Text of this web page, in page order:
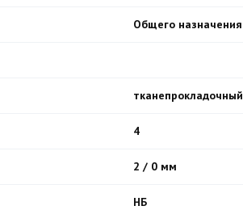
Общего назначения
тканепрокладочный
4
2 / 0 мм
НБ